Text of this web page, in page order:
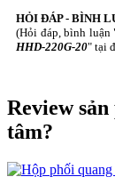
HỎI ĐÁP - BÌNH
(Hỏi đáp, bình luận
HHD-220G-20" tại
Review
tâm?